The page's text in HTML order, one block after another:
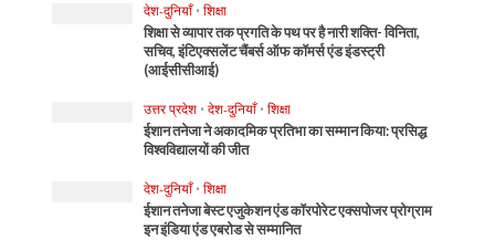
देश-दुनियाँ • शिक्षा
शिक्षा से व्यापार तक प्रगति के पथ पर है नारी शक्ति- विनिता,
सचिव, इंटिएक्सलेंट चैंबर्स ऑफ कॉमर्स एंड इंडस्ट्री
(आईसीसीआई)
उत्तर प्रदेश • देश-दुनियाँ • शिक्षा
ईशान तनेजा ने अकादमिक प्रतिभा का सम्मान किया: प्रसिद्ध
विश्वविद्यालयों की जीत
देश-दुनियाँ • शिक्षा
ईशान तनेजा बेस्ट एजुकेशन एंड कॉरपोरेट एक्सपोजर प्रोग्राम
इन इंडिया एंड एबरोड से सम्मानित